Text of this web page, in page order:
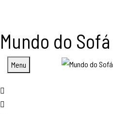
Mundo do Sofá
Menu